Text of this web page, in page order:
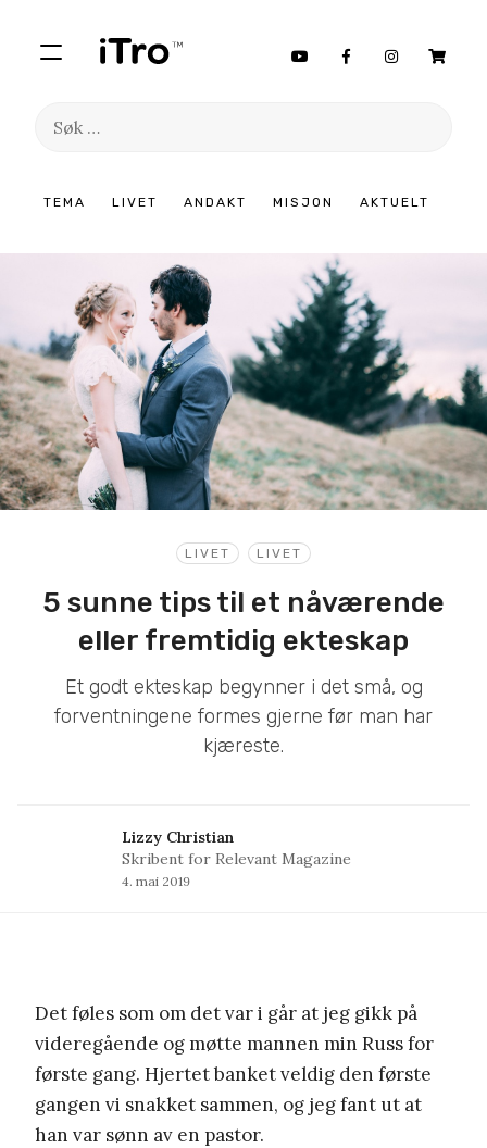
TEMA LIVET ANDAKT MISJON AKTUELT
Søk
innhold
LIVET LIVET
5 sunne tips til et nåværende
eller fremtidig ekteskap
Et godt ekteskap begynner i det små, og
forventningene formes gjerne før man har
kjæreste.
Lizzy Christian
Skribent for Relevant Magazine
4. mai 2019
Det føles som om det var i går at jeg gikk på
videregående og møtte mannen min Russ for
første gang. Hjertet banket veldig den første
gangen vi snakket sammen, og jeg fant ut at
han var sønn av en pastor.